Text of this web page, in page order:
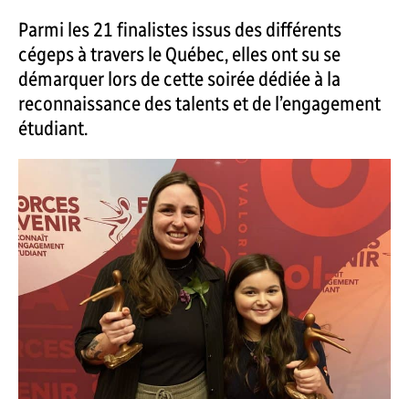
Parmi les 21 finalistes issus des différents
cégeps à travers le Québec, elles ont su se
démarquer lors de cette soirée dédiée à la
reconnaissance des talents et de l’engagement
étudiant.